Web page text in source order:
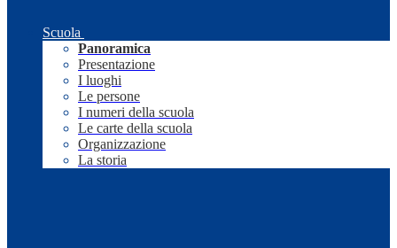
Scuola
Panoramica
Presentazione
I luoghi
Le persone
I numeri della scuola
Le carte della scuola
Organizzazione
La storia